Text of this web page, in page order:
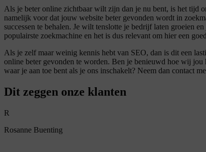
Als je beter online zichtbaar wilt zijn dan je nu bent, is het tijd
namelijk voor dat jouw website beter gevonden wordt in
successen te behalen. Je wilt tenslotte je bedrijf laten groeien
populairste zoekmachine en het is dus relevant om hier een
Als je zelf maar weinig kennis hebt van SEO, dan is dit een
online beter gevonden te worden. Ben je benieuwd hoe wij
waar je aan toe bent als je ons inschakelt? Neem dan contact
Dit zeggen onze klanten
R
Rosanne Buenting